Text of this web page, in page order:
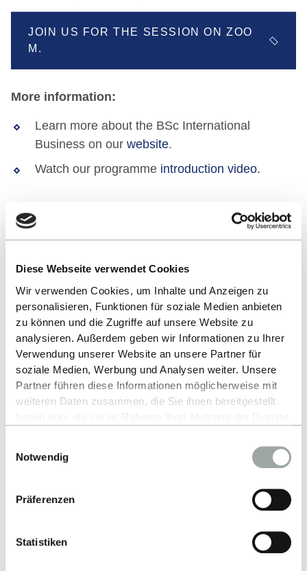
Diese Webseite verwendet Cookies
Wir verwenden Cookies, um Inhalte und Anzeigen zu
personalisieren, Funktionen für soziale Medien anbieten
zu können und die Zugriffe auf unsere Website zu
analysieren. Außerdem geben wir Informationen zu Ihrer
Verwendung unserer Website an unsere Partner für
soziale Medien, Werbung und Analysen weiter. Unsere
Partner führen diese Informationen möglicherweise mit
weiteren Daten zusammen, die Sie ihnen bereitgestellt
Alles zum Thema Cookies und personenbezogene
Datenverarbeitung entnehmen Sie unserer
Notwendig
Präferenzen
Statistiken
JOIN US FOR THE SESSION ON ZOO
M.
More information:
Learn more about the BSc International
Business on our website.
Watch our programme introduction video.
ALL EVENTS
Up